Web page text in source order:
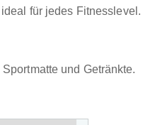
für jedes Fitnesslevel.
und Getränkte.